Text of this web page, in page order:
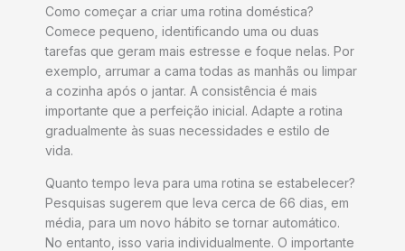
Como começar a criar uma rotina doméstica?
Comece pequeno, identificando uma ou duas
tarefas que geram mais estresse e foque nelas. Por
exemplo, arrumar a cama todas as manhãs ou limpar
a cozinha após o jantar. A consistência é mais
importante que a perfeição inicial. Adapte a rotina
gradualmente às suas necessidades e estilo de
vida.
Quanto tempo leva para uma rotina se estabelecer?
Pesquisas sugerem que leva cerca de 66 dias, em
média, para um novo hábito se tornar automático.
No entanto, isso varia individualmente. O importante